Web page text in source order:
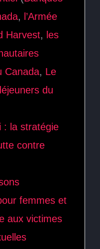
, l’Armée
Harvest, les
Canada, Le
du
: la stratégie
contre
femmes et
aux victimes